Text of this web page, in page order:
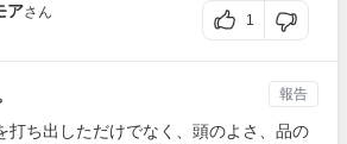
アさん
1
打ち出しただけでなく、頭のよさ、品の
報告